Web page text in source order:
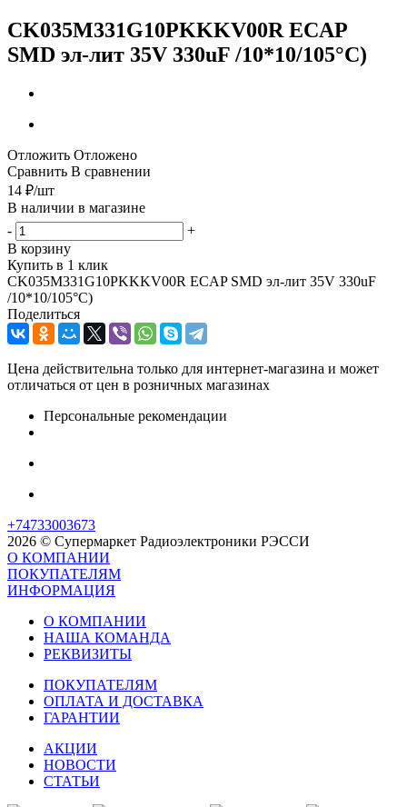
CK035M331G10PKKKV00R ECAP
SMD эл-лит 35V 330uF /10*10/105°C)
Отложить Отложено
Сравнить В сравнении
14 ₽/шт
В наличии в магазине
-
+
В корзину
Купить в 1 клик
CK035M331G10PKKKV00R ECAP SMD эл-лит 35V 330uF
/10*10/105°C)
Поделиться
Цена действительна только для интернет-магазина и может
отличаться от цен в розничных магазинах
Персональные рекомендации
+74733003673
2026 © Супермаркет Радиоэлектроники РЭССИ
О КОМПАНИИ
ПОКУПАТЕЛЯМ
ИНФОРМАЦИЯ
О КОМПАНИИ
НАША КОМАНДА
РЕКВИЗИТЫ
ПОКУПАТЕЛЯМ
ОПЛАТА И ДОСТАВКА
ГАРАНТИИ
АКЦИИ
НОВОСТИ
СТАТЬИ